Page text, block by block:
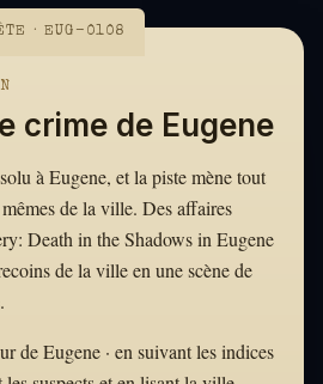
· EUG-0108
crime de Eugene
à Eugene, et la piste mène tout
de la ville. Des affaires
Death in the Shadows in Eugene
de la ville en une scène de
de Eugene · en suivant les indices